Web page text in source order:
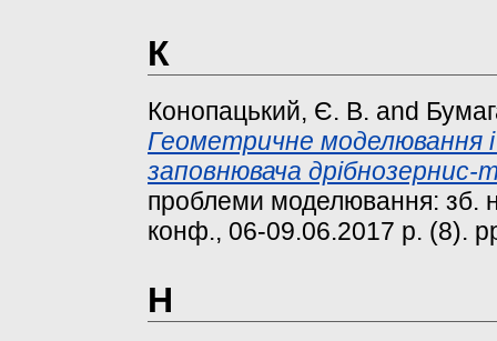
К
Конопацький, Є. В. and
Геометричне моделювання і
заповнювача
проблеми моделювання: зб.
конф., 06-09.06.2017 р. (8).
Н